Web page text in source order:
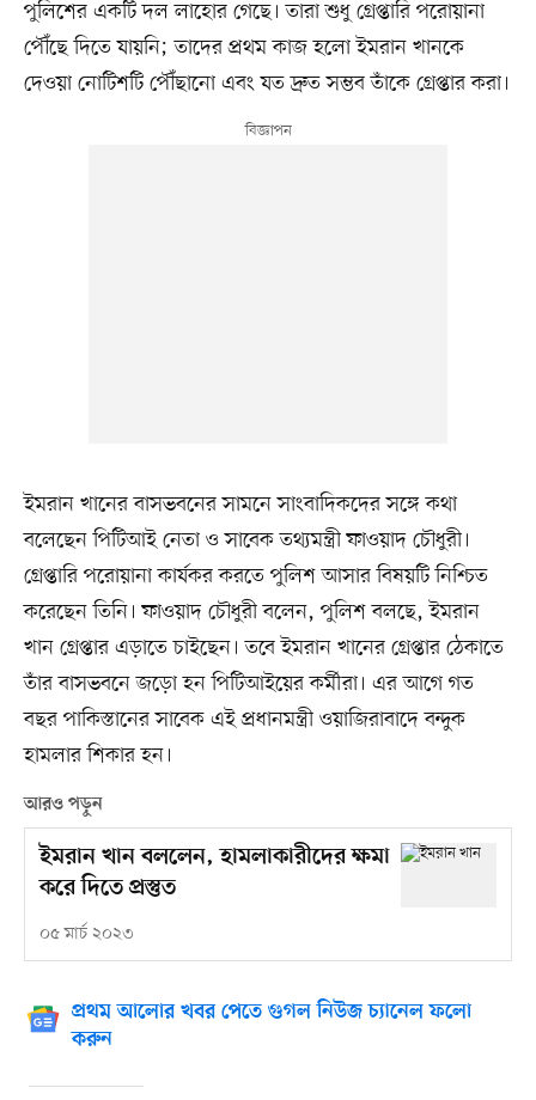
পুলিশের একটি দল লাহোর গেছে। তারা শুধু গ্রেপ্তারি পরোয়ানা
পৌঁছে দিতে যায়নি; তাদের প্রথম কাজ হলো ইমরান খানকে
দেওয়া নোটিশটি পৌঁছানো এবং যত দ্রুত সম্ভব তাঁকে গ্রেপ্তার করা।
ইমরান খানের বাসভবনের সামনে সাংবাদিকদের সঙ্গে কথা
বলেছেন পিটিআই নেতা ও সাবেক তথ্যমন্ত্রী ফাওয়াদ চৌধুরী।
গ্রেপ্তারি পরোয়ানা কার্যকর করতে পুলিশ আসার বিষয়টি নিশ্চিত
করেছেন তিনি। ফাওয়াদ চৌধুরী বলেন, পুলিশ বলছে, ইমরান
খান গ্রেপ্তার এড়াতে চাইছেন। তবে ইমরান খানের গ্রেপ্তার ঠেকাতে
তাঁর বাসভবনে জড়ো হন পিটিআইয়ের কর্মীরা। এর আগে গত
বছর পাকিস্তানের সাবেক এই প্রধানমন্ত্রী ওয়াজিরাবাদে বন্দুক
হামলার শিকার হন।
আরও পড়ুন
ইমরান খান বললেন, হামলাকারীদের ক্ষমা
করে দিতে প্রস্তুত
০৫ মার্চ ২০২৩
প্রথম আলোর খবর পেতে গুগল নিউজ চ্যানেল ফলো
করুন